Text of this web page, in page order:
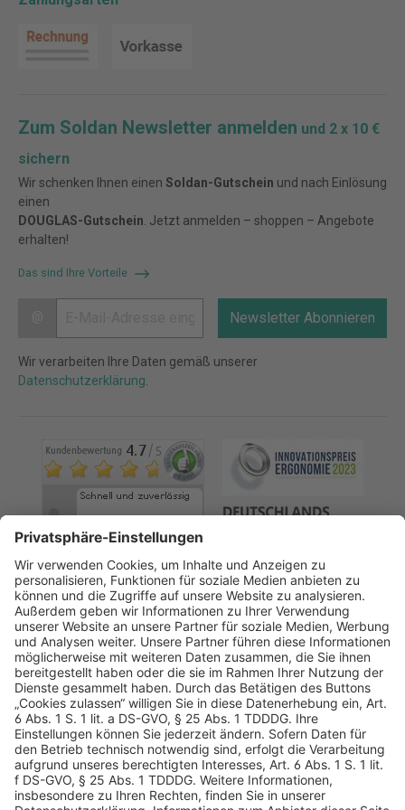
Zum Soldan Newsletter anmelden und 2 x 10 €
sichern
Wir schenken Ihnen einen Soldan-Gutschein und nach Einlösung
einen
DOUGLAS-Gutschein . Jetzt anmelden – shoppen – Angebote
erhalten!
Das sind Ihre Vorteile
Newsletter Abonnieren
Wir verarbeiten Ihre Daten gemäß unserer
Datenschutzerklärung
AGB Datenschutz
Impressum
Sicherheitshinweis
Compliance